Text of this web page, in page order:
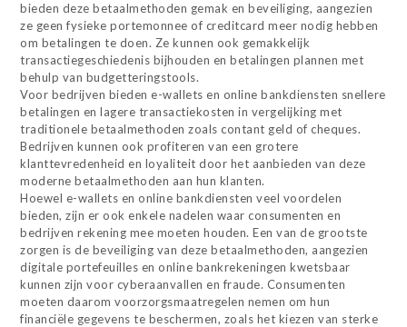
bieden deze betaalmethoden gemak en beveiliging, aangezien
ze geen fysieke portemonnee of creditcard meer nodig hebben
om betalingen te doen. Ze kunnen ook gemakkelijk
transactiegeschiedenis bijhouden en betalingen plannen met
behulp van budgetteringstools.
Voor bedrijven bieden e-wallets en online bankdiensten snellere
betalingen en lagere transactiekosten in vergelijking met
traditionele betaalmethoden zoals contant geld of cheques.
Bedrijven kunnen ook profiteren van een grotere
klanttevredenheid en loyaliteit door het aanbieden van deze
moderne betaalmethoden aan hun klanten.
Hoewel e-wallets en online bankdiensten veel voordelen
bieden, zijn er ook enkele nadelen waar consumenten en
bedrijven rekening mee moeten houden. Een van de grootste
zorgen is de beveiliging van deze betaalmethoden, aangezien
digitale portefeuilles en online bankrekeningen kwetsbaar
kunnen zijn voor cyberaanvallen en fraude. Consumenten
moeten daarom voorzorgsmaatregelen nemen om hun
financiële gegevens te beschermen, zoals het kiezen van sterke